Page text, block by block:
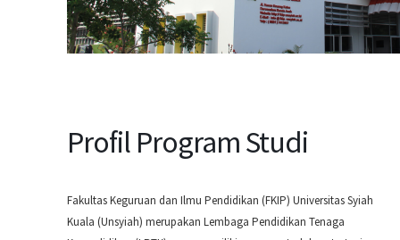
Profil Program Studi
Fakultas Keguruan dan Ilmu Pendidikan (FKIP) Universitas Syiah
Kuala (Unsyiah) merupakan Lembaga Pendidikan Tenaga